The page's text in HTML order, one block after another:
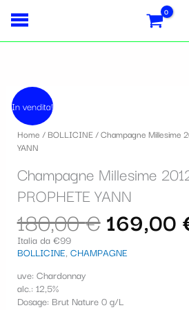
contenuto
In vendita!
Home / BOLLICINE/ Champagne Millesime
YANN
Champagne Millesime
PROPHETE YANN
180,00€
originale
era:180,00
169,00
Italia da €99
BOLLICINE, CHAMPAGNE
uve: Chardonnay
alc.: 12,5%
Dosage: Brut Nature 0 g/L
Champagne
Millesime
2012
DOMAINE
PROPHETE
quantità
S
z
i
o
n
a
c
a
fiscale:
Carrello: